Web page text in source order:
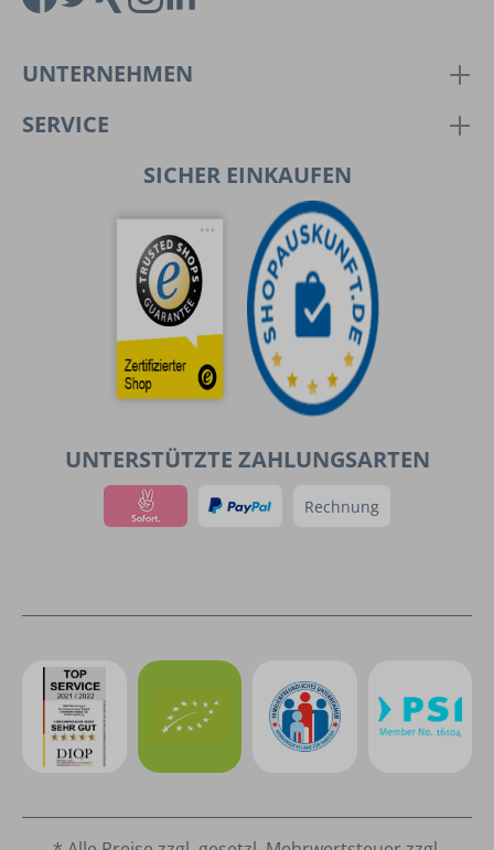
UNTERNEHMEN
SERVICE
SICHER EINKAUFEN
UNTERSTÜTZTE ZAHLUNGSARTEN
Rechnung